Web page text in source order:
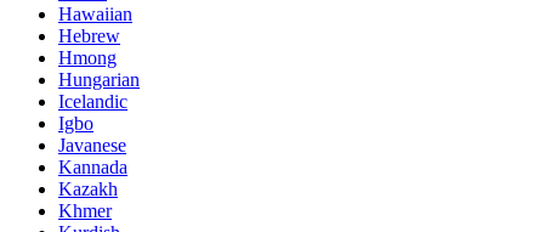
Hawaiian
Hebrew
Hmong
Hungarian
Icelandic
Igbo
Javanese
Kannada
Kazakh
Khmer